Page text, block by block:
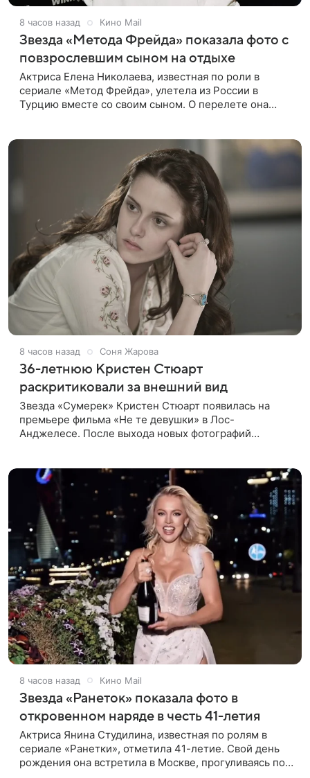
8 часов назад Кино Mail
Звезда «Метода Фрейда» показала фото с
повзрослевшим сыном на отдыхе
Актриса Елена Николаева, известная по роли в
сериале «Метод Фрейда», улетела из России в
Турцию вместе со своим сыном. О перелете она
8 часов назад Соня Жарова
36-летнюю Кристен Стюарт
раскритиковали за внешний вид
Звезда «Сумерек» Кристен Стюарт появилась на
премьере фильма «Не те девушки» в Лос-
Анджелесе. После выхода новых фотографий
8 часов назад Кино Mail
Звезда «Ранеток» показала фото в
откровенном наряде в честь 41-летия
Актриса Янина Студилина, известная по ролям в
сериале «Ранетки», отметила 41-летие. Свой день
рождения она встретила в Москве, прогуливаясь по